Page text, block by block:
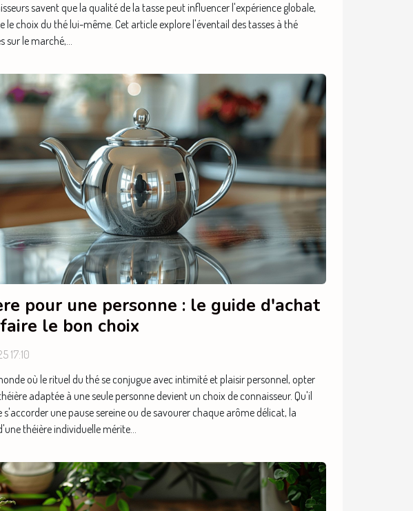
savent que la qualité de la tasse peut influencer l'expérience globale,
le choix du thé lui-même. Cet article explore l'éventail des tasses à thé
sur le marché,...
pour une personne : le guide d'achat
le bon choix
17:10
où le rituel du thé se conjugue avec intimité et plaisir personnel, opter
adaptée à une seule personne devient un choix de connaisseur. Qu'il
s'accorder une pause sereine ou de savourer chaque arôme délicat, la
théière individuelle mérite...